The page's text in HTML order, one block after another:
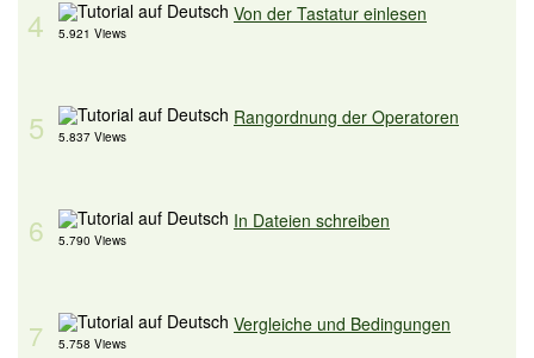
4 Von der Tastatur einlesen
5.921 Views
5 Rangordnung der Operatoren
5.837 Views
6 In Dateien schreiben
5.790 Views
7 Vergleiche und Bedingungen
5.758 Views